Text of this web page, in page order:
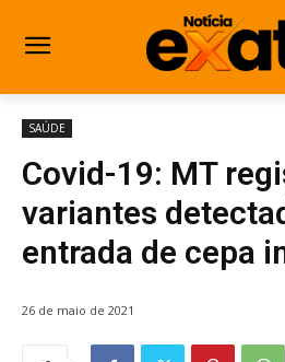
SAÚDE
Covid-19: MT
variantes
entrada de cepa
26 de maio de 2021